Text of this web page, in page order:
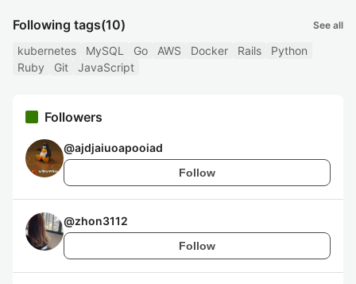
Following tags(10) See all
kubernetes MySQL Go AWS Docker Rails
Python
Ruby
Git JavaScript
Followers
@ajdjaiuoapooiad
Follow
@zhon3112
Follow